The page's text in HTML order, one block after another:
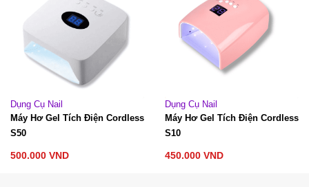
Dụng Cụ Nail
Máy Hơ Gel Tích Điện Cordless
S50
500.000 VND
Dụng Cụ Nail
Máy Hơ Gel Tích Điện Cordless
S10
450.000 VND